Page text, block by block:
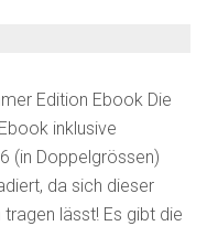
Edition Ebook Die
inklusive
(in Doppelgrössen)
da sich dieser
lässt! Es gibt die